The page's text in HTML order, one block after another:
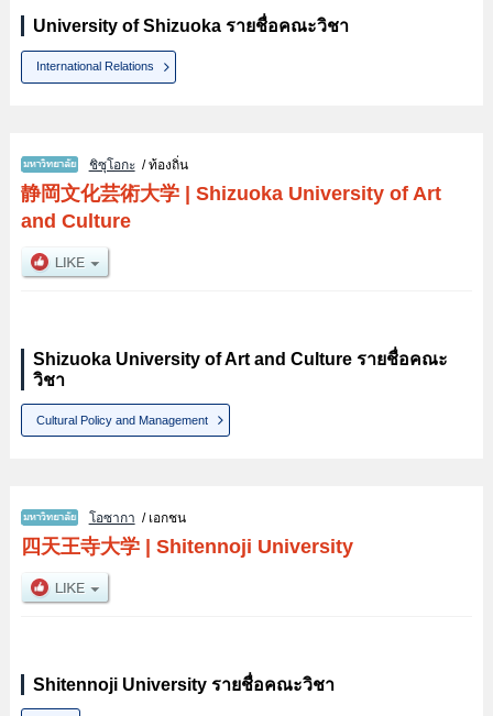
University of Shizuoka รายชื่อคณะวิชา
International Relations
ชิซุโอกะ/ ท้องถิ่น
静岡文化芸術大学| Shizuoka University of Art
and Culture
Shizuoka University of Art and Culture รายชื่อคณะ
วิชา
Cultural Policy and Management
โอซากา / เอกชน
四天王寺大学| Shitennoji University
Shitennoji University รายชื่อคณะวิชา